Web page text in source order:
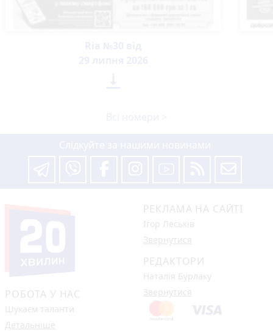
РОБОТА У НАС
Шукаєм таланти
Детальніше
РЕКЛАМА НА САЙТІ
Ігор Леськів
Звернутися
РЕДАКТОРИ
Наталія Бурлаку
Звернутися